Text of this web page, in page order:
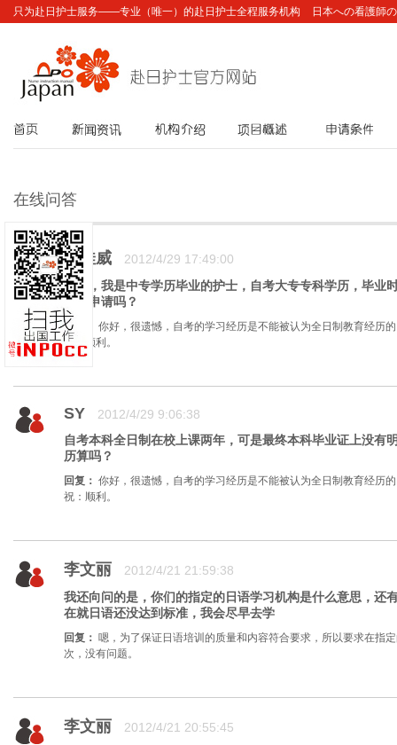
只为赴日护士服务——专业（唯一）的赴日护士全程服务机构 日本への看護師
在线问答
赖佳威
2012/4/29 17:49:00
你好，我是中专学历毕业的护士，自考大专专科学历，毕业
可以申请吗？
回复：
你好，很遗憾，自考的学习经历是不能被认为全日制教育经历
祝：顺利。
SY
2012/4/29 9:06:38
自考本科全日制在校上课两年，可是最终本科毕业证上没有
历算吗？
回复： 你好，很遗憾，自考的学习经历是不能被认为全日制教育经历
祝：顺利。
李文丽
2012/4/21 21:59:38
我还向问的是，你们的指定的日语学习机构是什么意思，还
在就日语还没达到标准，我会尽早去学
回复： 嗯，为了保证日语培训的质量和内容符合要求，所以要求在指
次，没有问题。
李文丽
2012/4/21 20:55:45